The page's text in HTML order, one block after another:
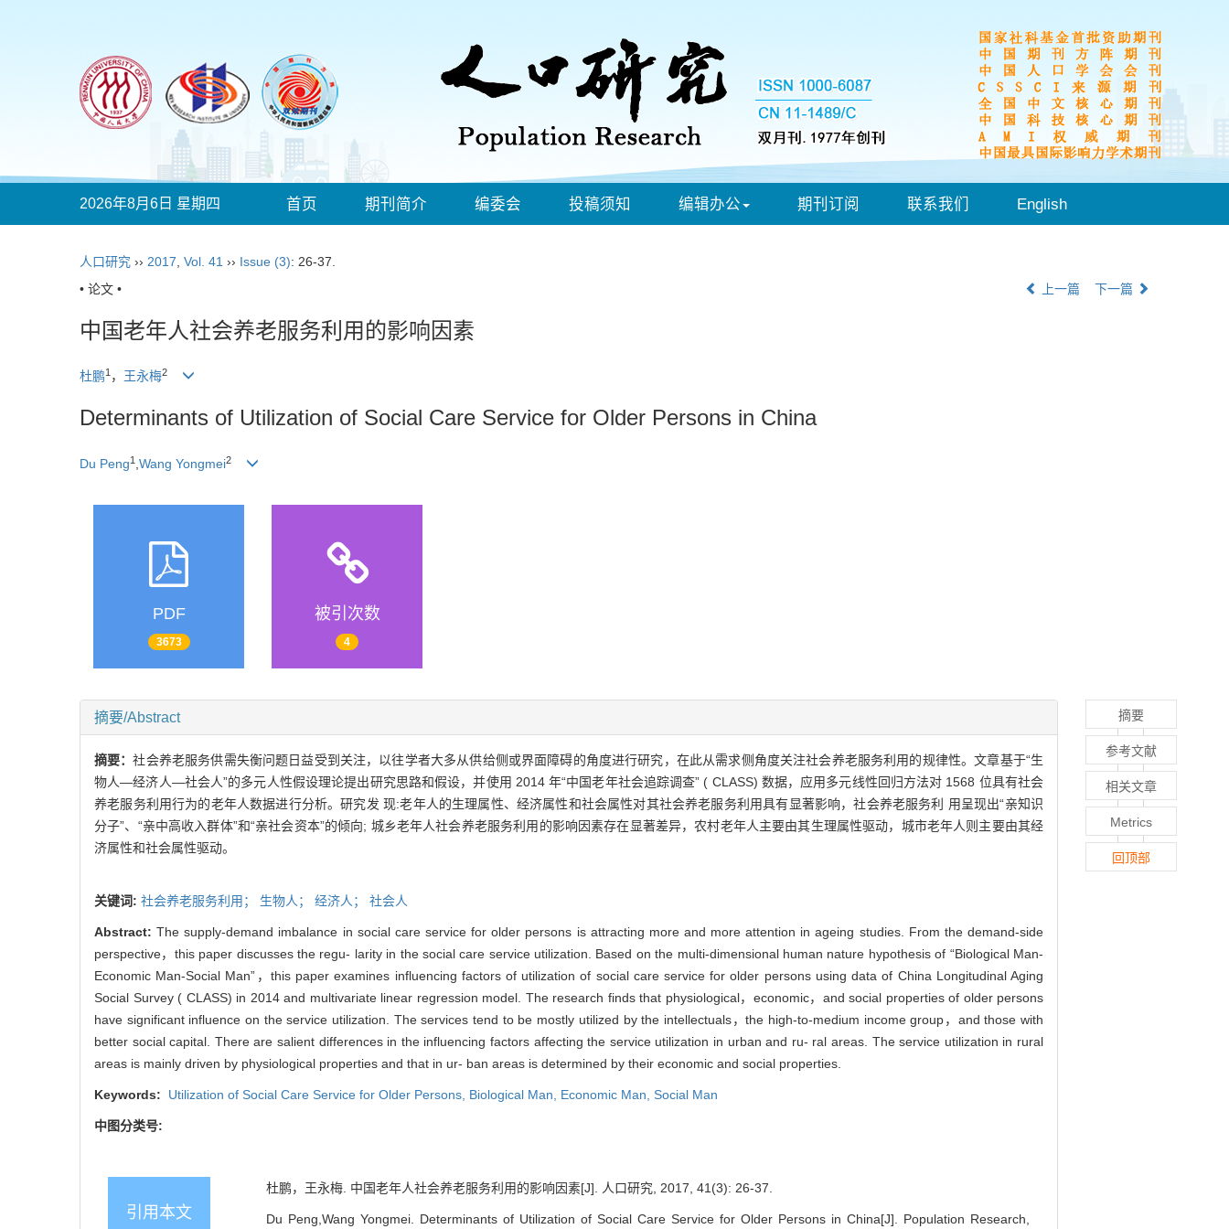
2026年8月6日 星期四 首页 期刊简介 编委会 投稿须知 编辑办公 期刊订阅 联系我们 English
人口研究 ›› 2017 Vol. 41 ›› Issue (3): 26-37.
• 论文 •
上一篇 下一篇
中国老年人社会养老服务利用的影响因素
杜鹏1 ， 王永梅2
Determinants of Utilization of Social Care Service for Older Persons in China
Du Peng1 Wang Yongmei2
PDF
3673
被引次数
4
摘要/Abstract
摘要：社会养老服务供需失衡问题日益受到关注，以往学者大多从供给侧或界面障碍的角度进行研究，在此从需求侧角度关注社会养老服务利用的规律性。文章基于“生
物人—经济人—社会人”的多元人性假设理论提出研究思路和假设，并使用 2014 年“中国老年社会追踪调查” ( CLASS) 数据，应用多元线性回归方法对 1568 位具有社会
养老服务利用行为的老年人数据进行分析。研究发 现:老年人的生理属性、经济属性和社会属性对其社会养老服务利用具有显著影响，社会养老服务利 用呈现出“亲知识
分子”、“亲中高收入群体”和“亲社会资本”的倾向; 城乡老年人社会养老服务利用的影响因素存在显著差异，农村老年人主要由其生理属性驱动，城市老年人则主要由其经
济属性和社会属性驱动。
关键词: 社会养老服务利用； 生物人； 经济人； 社会人
Abstract:The supply-demand imbalance in social care service for older persons is attracting more and more attention in ageing studies. From the demand-side
perspective，this paper discusses the regu- larity in the social care service utilization. Based on the multi-dimensional human nature hypothesis of “Biological Man-
Economic Man-Social Man”，this paper examines influencing factors of utilization of social care service for older persons using data of China Longitudinal Aging
Social Survey ( CLASS) in 2014 and multivariate linear regression model. The research finds that physiological，economic，and social properties of older persons
have significant influence on the service utilization. The services tend to be mostly utilized by the intellectuals，the high-to-medium income group，and those with
better social capital. There are salient differences in the influencing factors affecting the service utilization in urban and ru- ral areas. The service utilization in rural
areas is mainly driven by physiological properties and that in ur- ban areas is determined by their economic and social properties.
Keywords: Utilization of Social Care Service for Older Persons, Biological Man, Economic Man, Social Man
中图分类号:
引用本文
杜鹏，王永梅. 中国老年人社会养老服务利用的影响因素[J]. 人口研究, 2017, 41(3): 26-37.
Du Peng,Wang Yongmei. Determinants of Utilization of Social Care Service for Older Persons in China[J]. Population Research,
摘要
参考文献
相关文章
Metrics
回顶部